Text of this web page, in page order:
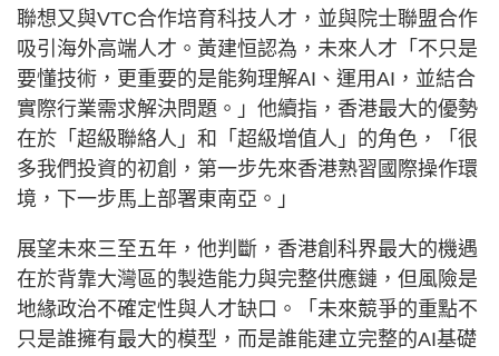
聯想又與VTC合作培育科技人才，並與院士聯盟合作
吸引海外高端人才。黃建恒認為，未來人才「不只是
要懂技術，更重要的是能夠理解AI、運用AI，並結合
實際行業需求解決問題。」他續指，香港最大的優勢
在於「超級聯絡人」和「超級增值人」的角色，「很
多我們投資的初創，第一步先來香港熟習國際操作環
境，下一步馬上部署東南亞。」
展望未來三至五年，他判斷，香港創科界最大的機遇
在於背靠大灣區的製造能力與完整供應鏈，但風險是
地緣政治不確定性與人才缺口。「未來競爭的重點不
只是誰擁有最大的模型，而是誰能建立完整的AI基礎